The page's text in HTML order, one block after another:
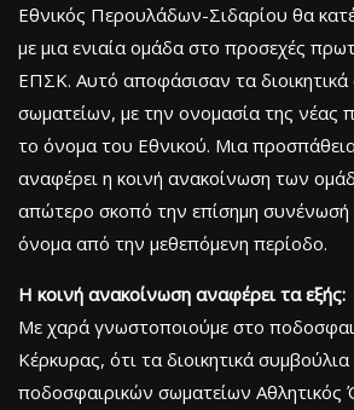
Εθνικός Περουλάδων-Σιδαρίου θα
με μια ενιαία ομάδα στο προσεχές
ΕΠΣΚ. Αυτό αποφάσισαν τα
σωματείων, με την ονομασία της νέας
το όνομα του Εθνικού. Μια
αναφέρει η κοινή ανακοίνωση των
απώτερο σκοπό την επίσημη
όνομα από την μεθεπόμενη περίοδο.
Η κοινή ανακοίνωση αναφέρει τα εξής:
Με χαρά γνωστοποιούμε στο
Κέρκυρας, ότι τα διοικητικά
ποδοσφαιρικών σωματείων Αθλητικός